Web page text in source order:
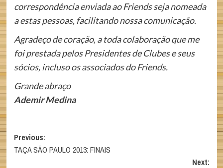
correspondência enviada ao Friends seja nomeada
a estas pessoas, facilitando nossa comunicação.
Agradeço de coração, a toda colaboração que me
foi prestada pelos Presidentes de Clubes e seus
sócios, incluso os associados do Friends.
Grande abraço
Ademir Medina
Post
navigation
Previous:
TAÇA SÃO PAULO 2013: FINAIS
Next: